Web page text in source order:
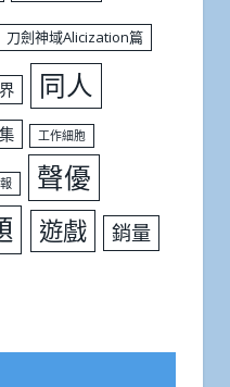
刀劍神域Alicization篇
同人
工作細胞
聲優
遊戲 銷量